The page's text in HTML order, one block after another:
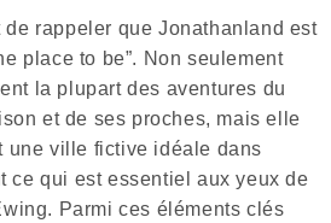
rappeler que Jonathanland est
place to be”. Non seulement
la plupart des aventures du
et de ses proches, mais elle
une ville fictive idéale dans
ce qui est essentiel aux yeux de
Parmi ces éléments clés